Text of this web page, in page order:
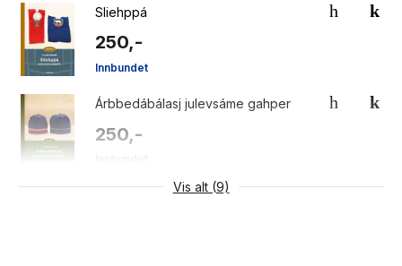
Sliehppá
250,-
Innbundet
Árbbedábálasj julevsáme gahper
250,-
Innbundet
Vis alt (9)